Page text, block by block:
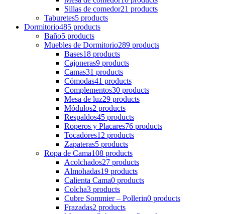
Sillas de comedor21 products
Taburetes5 products
Dormitorio485 products
Baño5 products
Muebles de Dormitorio289 products
Bases18 products
Cajoneras9 products
Camas31 products
Cómodas41 products
Complementos30 products
Mesa de luz29 products
Módulos2 products
Respaldos45 products
Roperos y Placares76 products
Tocadores12 products
Zapateras5 products
Ropa de Cama108 products
Acolchados27 products
Almohadas19 products
Calienta Cama0 products
Colcha3 products
Cubre Sommier – Pollerin0 products
Frazadas2 products